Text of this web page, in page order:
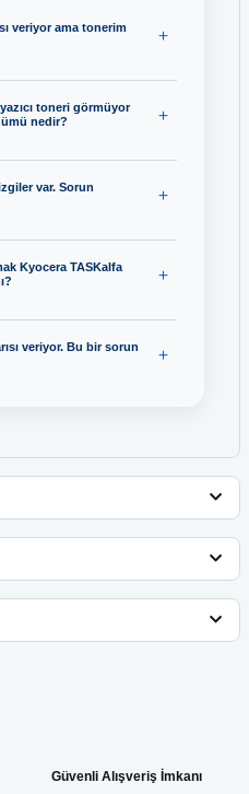
veriyor ama tonerim
toneri görmüyor
nedir?
var. Sorun
Kyocera TASKalfa
veriyor. Bu bir sorun
siz yapın!
Güvenli Alışveriş İmkanı